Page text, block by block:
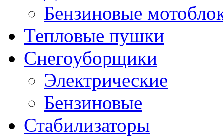
Бензиновые
Тепловые пушки
Снегоуборщики
Электрические
Бензиновые
Стабилизаторы